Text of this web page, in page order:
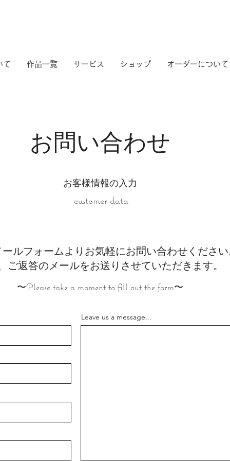
て 作品一覧 サービス ショップ オーダーについて
​お問い合わせ
お客様情報の入力
customer data
ールフォームよりお気軽にお問い合わせくださ
ご返答のメールをお送りさせていただきます。
〜Please take a moment to fill out the form〜
Leave us a message...